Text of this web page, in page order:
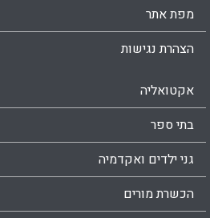
מפת אתר
הצהרת נגישות
אקטואליה
בתי ספר
גני ילדים ואקדמיה
הכשרת מורים